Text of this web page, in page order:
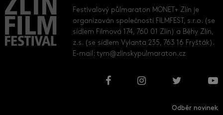
Festivalový půlmaraton MONET+ Zlín je
organizován společností FILMFEST, s.r.o. (se
sídlem Filmová 174, 760 01 Zlín) a Běhy Zlín,
z.s. (se sídlem Vylanta 235, 763 16 Fryšták).
E-mail:tym@zlinskypulmaraton.cz
Odběr novinek